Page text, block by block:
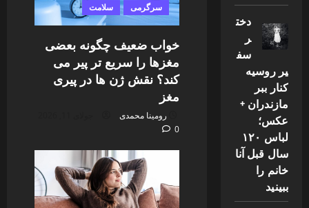
سرگرمی سلامت
خواب ضعیف چگونه بعضی
مغزها را سریع تر پیر می
کند؟ نقش ژن ها در پیری
مغز
رومینا محمدی
0
دخت
ر
سف
یر روسیه
کنار ببر
مازندران +
عکس؛
لباس ۱۲۰
سال قبل آنا
خانم را
ببینید